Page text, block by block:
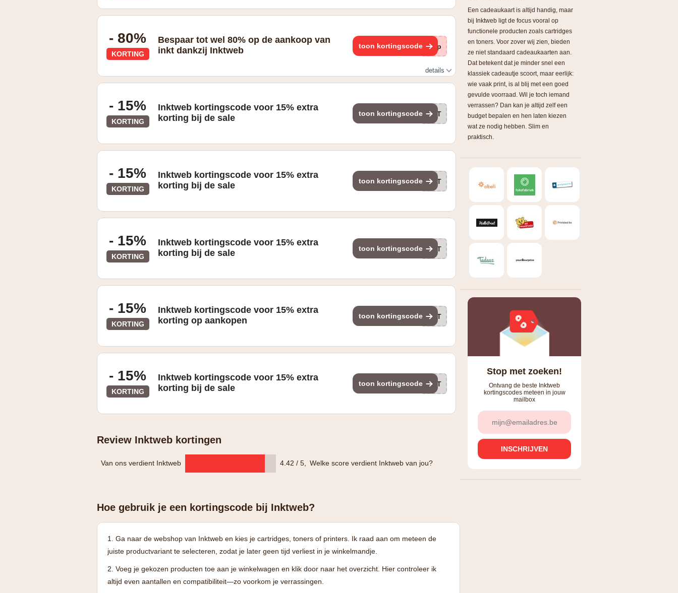
- 80%
KORTING
Bespaar tot wel 80% op de aankoop van
inkt dankzij Inktweb
toon kortingscode hMp
details
- 15%
KORTING
Inktweb kortingscode voor 15% extra
korting bij de sale
toon kortingscode VET
- 15%
KORTING
Inktweb kortingscode voor 15% extra
korting bij de sale
toon kortingscode VET
- 15%
KORTING
Inktweb kortingscode voor 15% extra
korting bij de sale
toon kortingscode VET
- 15%
KORTING
Inktweb kortingscode voor 15% extra
korting op aankopen
toon kortingscode VET
- 15%
KORTING
Inktweb kortingscode voor 15% extra
korting bij de sale
toon kortingscode VET
Review Inktweb kortingen
Van ons verdient Inktweb 4.42 / 5, Welke score verdient Inktweb van jou?
Hoe gebruik je een kortingscode bij Inktweb?
Ga naar de webshop van Inktweb en kies je cartridges, toners of printers. Ik raad aan om meteen de
juiste productvariant te selecteren, zodat je later geen tijd verliest in je winkelmandje.
Voeg je gekozen producten toe aan je winkelwagen en klik door naar het overzicht. Hier controleer ik
altijd even aantallen en compatibiliteit—zo voorkom je verrassingen.
Een cadeaukaart is altijd handig, maar
bij Inktweb ligt de focus vooral op
functionele producten zoals cartridges
en toners. Voor zover wij zien, bieden
ze niet standaard cadeaukaarten aan.
Dat betekent dat je minder snel een
klassiek cadeautje scoort, maar eerlijk:
wie vaak print, is al blij met een goed
gevulde voorraad. Wil je toch iemand
verrassen? Dan kan je altijd zelf een
budget bepalen en hen laten kiezen
wat ze nodig hebben. Slim en
praktisch.
Stop met zoeken!
Ontvang de beste Inktweb
kortingscodes meteen in jouw
mailbox